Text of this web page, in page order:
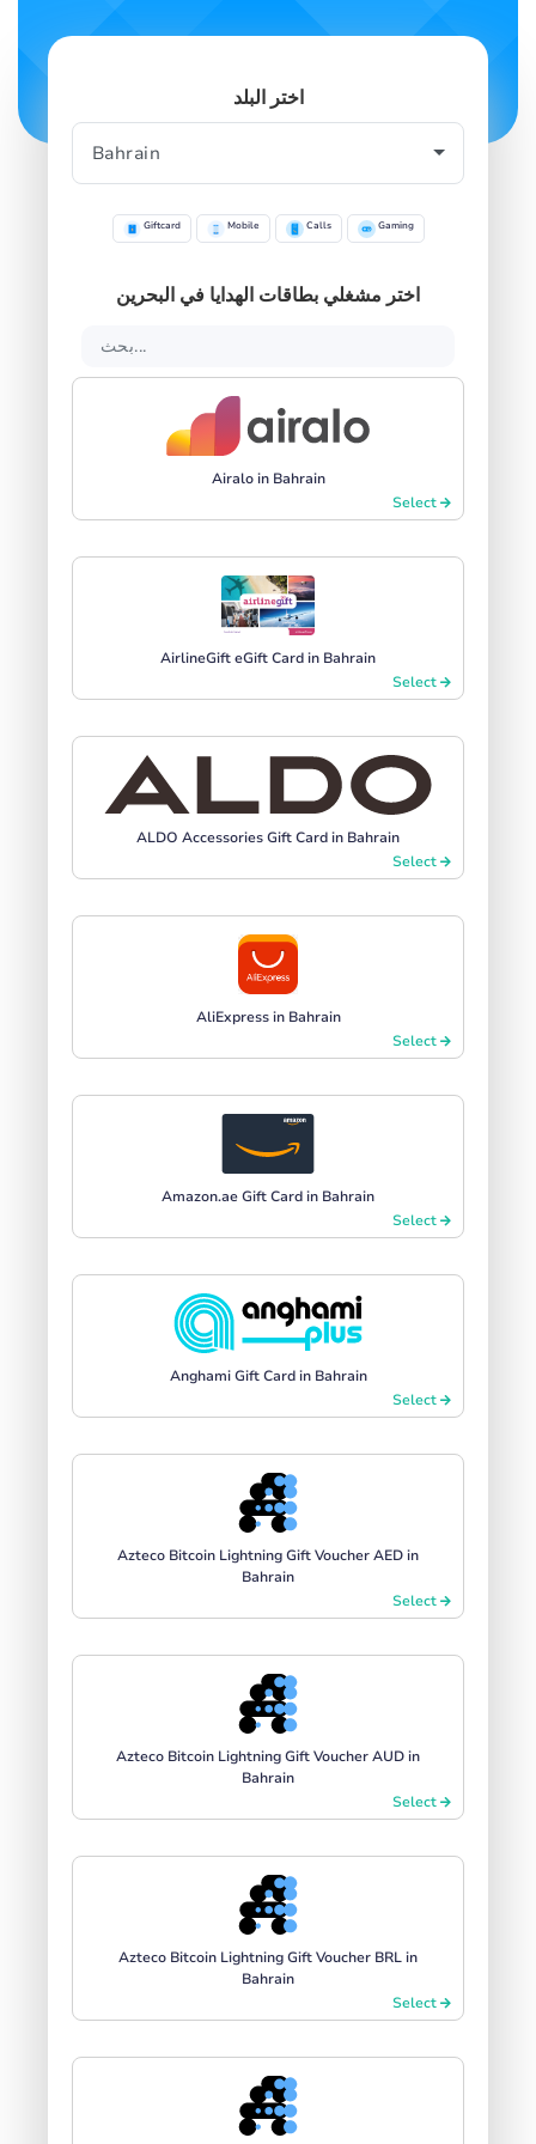
اختر البلد
Giftcard Mobile Calls Gaming
اختر مشغلي بطاقات الهدايا في البحرين
Airalo in Bahrain
Select
AirlineGift eGift Card in Bahrain
Select
ALDO Accessories Gift Card in Bahrain
Select
AliExpress in Bahrain
Select
Amazon.ae Gift Card in Bahrain
Select
Anghami Gift Card in Bahrain
Select
Azteco Bitcoin Lightning Gift Voucher AED in
Bahrain
Select
Azteco Bitcoin Lightning Gift Voucher AUD in
Bahrain
Select
Azteco Bitcoin Lightning Gift Voucher BRL in
Bahrain
Select